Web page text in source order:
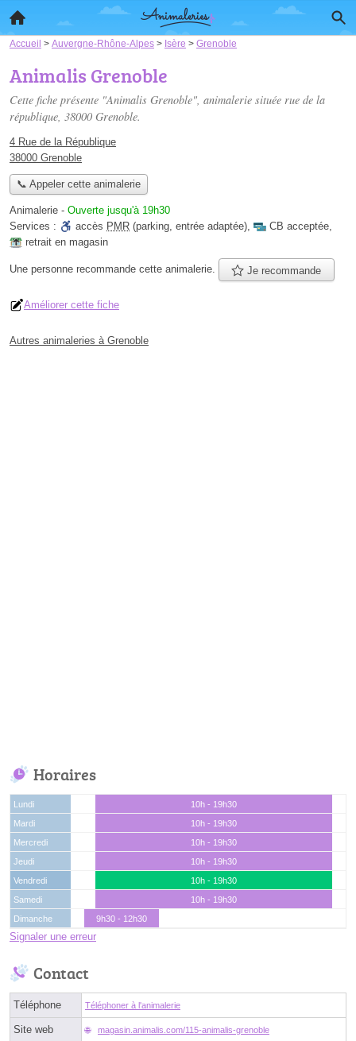
Accueil > Auvergne-Rhône-Alpes > Isère > Grenoble
Animalis Grenoble
Cette fiche présente "Animalis Grenoble", animalerie située rue de la
république, 38000 Grenoble.
4 Rue de la République
38000 Grenoble
📞 Appeler cette animalerie
Animalerie - Ouverte jusqu'à 19h30
Services :
accès PMR (parking, entrée adaptée), CB acceptée,
retrait en magasin
Une personne recommande cette animalerie. Je recommande
Améliorer cette fiche
Autres animaleries à Grenoble
Horaires
Lundi
10h - 19h30
Mardi
10h - 19h30
Mercredi
10h - 19h30
Jeudi
10h - 19h30
Vendredi
10h - 19h30
Samedi
10h - 19h30
Dimanche
9h30 - 12h30
Signaler une erreur
Contact
Téléphone Téléphoner à l'animalerie
Site web magasin.animalis.com/115-animalis-grenoble